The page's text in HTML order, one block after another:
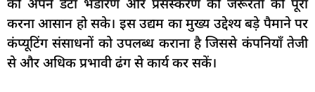
करना आसान हो सके। इस उद्यम का मुख्य उद्देश्य बड़े पैमाने पर
कंप्यूटिंग संसाधनों को उपलब्ध कराना है जिससे कंपनियाँ तेजी
से और अधिक प्रभावी ढंग से कार्य कर सकें।